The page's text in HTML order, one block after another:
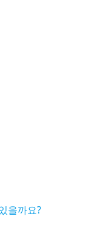
을까요?